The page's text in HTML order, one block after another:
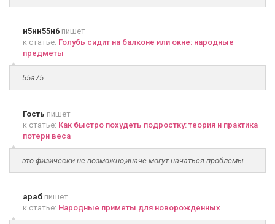
н5нн55н6 пишет
к статье: Голубь сидит на балконе или окне: народные
предметы
55а75
Гость пишет
к статье: Как быстро похудеть подростку: теория и практика
потери веса
это физически не возможно,иначе могут начаться проблемы
араб пишет
к статье: Народные приметы для новорожденных